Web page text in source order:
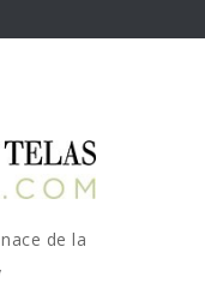
de la